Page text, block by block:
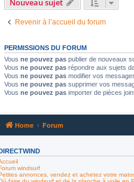
Revenir à l’accueil du forum
PERMISSIONS DU FORUM
Vous ne pouvez pas publier de nouveaux
Vous ne pouvez pas répondre aux sujets
Vous ne pouvez pas modifier vos
Vous ne pouvez pas supprimer vos
Vous ne pouvez pas importer de pièces
Home Forum
windsurf
annonces, vendez et achetez votre